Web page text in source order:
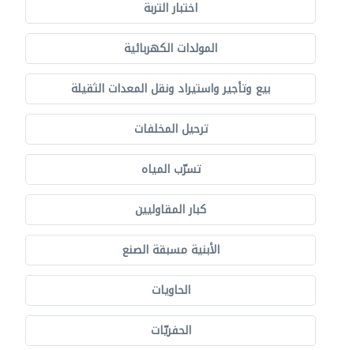
اختبار التربة
المولدات الكهربائية
بيع وتأجير واستيراد ونقل المعدات الثقيلة
ترحيل المخلفات
تسرّب المياه
كبار المقاوليين
الأبنية مسبقة الصنع
الحاويات
الحفريّات